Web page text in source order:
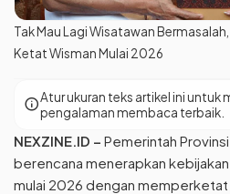
Tak Mau Lagi Wisatawan
Ketat Wisman Mulai 2026
infoAtur ukuran teks artikel ini untuk
pengalaman membaca terbaik.
NEXZINE.ID – Pemerintah
berencana menerapkan
mulai 2026 dengan